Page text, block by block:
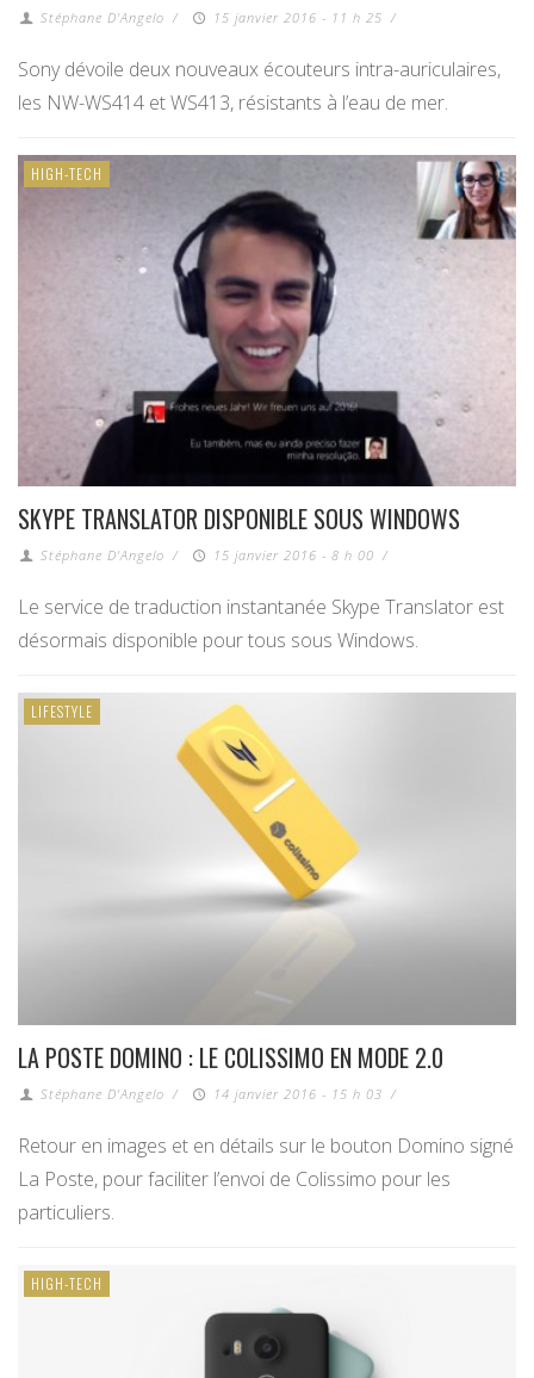
Stéphane D'Angelo / 15 janvier 2016 - 11 h 25 /
Sony dévoile deux nouveaux écouteurs intra-auriculaires,
les NW-WS414 et WS413, résistants à l’eau de mer.
HIGH-TECH
SKYPE TRANSLATOR DISPONIBLE SOUS WINDOWS
Stéphane D'Angelo / 15 janvier 2016 - 8 h 00 /
Le service de traduction instantanée Skype Translator est
désormais disponible pour tous sous Windows.
LIFESTYLE
LA POSTE DOMINO : LE COLISSIMO EN MODE 2.0
Stéphane D'Angelo / 14 janvier 2016 - 15 h 03 /
Retour en images et en détails sur le bouton Domino signé
La Poste, pour faciliter l’envoi de Colissimo pour les
particuliers.
HIGH-TECH